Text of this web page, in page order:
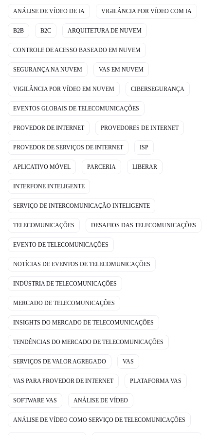
ANÁLISE DE VÍDEO DE IA VIGILÂNCIA POR VÍDEO COM IA
B2B B2C ARQUITETURA DE NUVEM
CONTROLE DE ACESSO BASEADO EM NUVEM
SEGURANÇA NA NUVEM VAS EM NUVEM
VIGILÂNCIA POR VÍDEO EM NUVEM CIBERSEGURANÇA
EVENTOS GLOBAIS DE TELECOMUNICAÇÕES
PROVEDOR DE INTERNET PROVEDORES DE INTERNET
PROVEDOR DE SERVIÇOS DE INTERNET ISP
APLICATIVO MÓVEL PARCERIA LIBERAR
INTERFONE INTELIGENTE
SERVIÇO DE INTERCOMUNICAÇÃO INTELIGENTE
TELECOMUNICAÇÕES DESAFIOS DAS TELECOMUNICAÇÕES
EVENTO DE TELECOMUNICAÇÕES
NOTÍCIAS DE EVENTOS DE TELECOMUNICAÇÕES
INDÚSTRIA DE TELECOMUNICAÇÕES
MERCADO DE TELECOMUNICAÇÕES
INSIGHTS DO MERCADO DE TELECOMUNICAÇÕES
TENDÊNCIAS DO MERCADO DE TELECOMUNICAÇÕES
SERVIÇOS DE VALOR AGREGADO VAS
VAS PARA PROVEDOR DE INTERNET PLATAFORMA VAS
SOFTWARE VAS ANÁLISE DE VÍDEO
ANÁLISE DE VÍDEO COMO SERVIÇO DE TELECOMUNICAÇÕES